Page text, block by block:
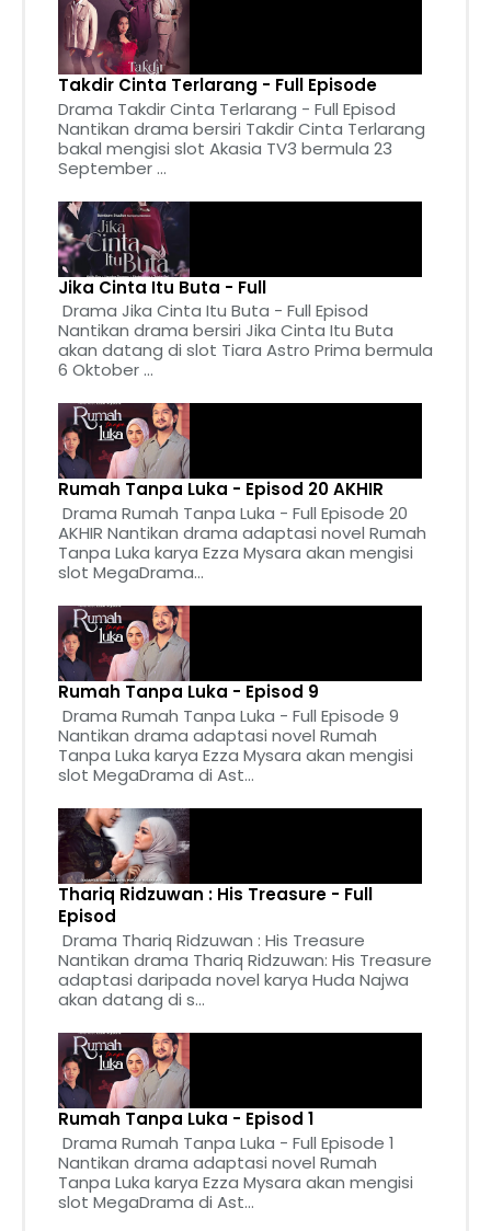
Takdir Cinta Terlarang - Full Episode
Drama Takdir Cinta Terlarang - Full Episod
Nantikan drama bersiri Takdir Cinta Terlarang
bakal mengisi slot Akasia TV3 bermula 23
September ...
Jika Cinta Itu Buta - Full
Drama Jika Cinta Itu Buta - Full Episod
Nantikan drama bersiri Jika Cinta Itu Buta
akan datang di slot Tiara Astro Prima bermula
6 Oktober ...
Rumah Tanpa Luka - Episod 20 AKHIR
Drama Rumah Tanpa Luka - Full Episode 20
AKHIR Nantikan drama adaptasi novel Rumah
Tanpa Luka karya Ezza Mysara akan mengisi
slot MegaDrama...
Rumah Tanpa Luka - Episod 9
Drama Rumah Tanpa Luka - Full Episode 9
Nantikan drama adaptasi novel Rumah
Tanpa Luka karya Ezza Mysara akan mengisi
slot MegaDrama di Ast...
Thariq Ridzuwan : His Treasure - Full
Episod
Drama Thariq Ridzuwan : His Treasure
Nantikan drama Thariq Ridzuwan: His Treasure
adaptasi daripada novel karya Huda Najwa
akan datang di s...
Rumah Tanpa Luka - Episod 1
Drama Rumah Tanpa Luka - Full Episode 1
Nantikan drama adaptasi novel Rumah
Tanpa Luka karya Ezza Mysara akan mengisi
slot MegaDrama di Ast...